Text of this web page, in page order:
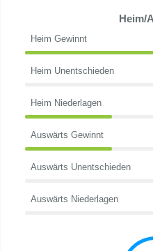
Heim/
Heim Gewinnt
Heim Unentschieden
Heim Niederlagen
Auswärts Gewinnt
Auswärts Unentschieden
Auswärts Niederlagen